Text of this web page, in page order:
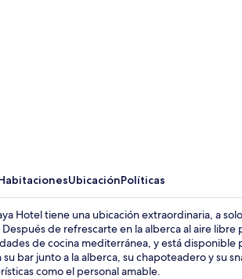
UbicaciónPolíticas
Hotel tiene una ubicación extraordinaria, a
de refrescarte en la alberca al aire
de cocina mediterránea, y está disponible
su bar junto a la alberca, su chapoteadero y su
como el personal amable.